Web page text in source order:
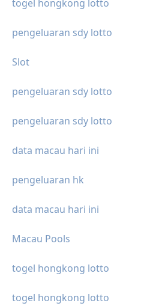
togel hongkong lotto
pengeluaran sdy lotto
Slot
pengeluaran sdy lotto
pengeluaran sdy lotto
data macau hari ini
pengeluaran hk
data macau hari ini
Macau Pools
togel hongkong lotto
togel hongkong lotto